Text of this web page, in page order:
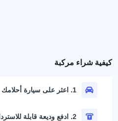
كيفية شراء مركبة
1. اعثر على سيارة أحلامك
2. ادفع وديعة قابلة للاسترداد